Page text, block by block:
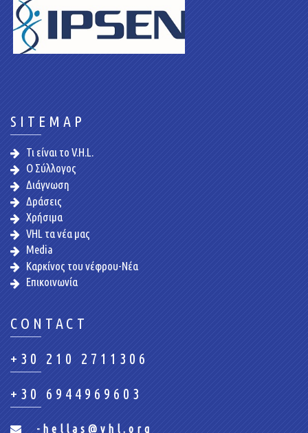
SITEMAP
Τι είναι το V.H.L.
Ο Σύλλογος
Διάγνωση
Δράσεις
Χρήσιμα
VHL τα νέα μας
Media
Καρκίνος του νέφρου-Νέα
Επικοινωνία
CONTACT
+30 210 2711306
+30 6944969603
-hellas@vhl.org